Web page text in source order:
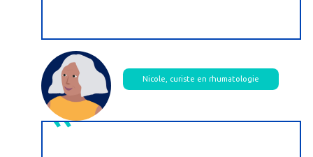
Nicole, curiste en rhumatologie